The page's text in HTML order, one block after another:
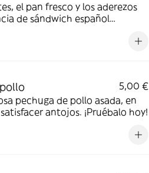
el pan fresco y los aderezos
de sándwich español
5,00 €
pechuga de pollo asada, en
antojos. ¡Pruébalo hoy!